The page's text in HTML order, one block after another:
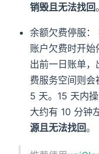
销毁且无法找回。
余额欠费停服：
账户欠费时开
出前一日账单
费服务空间则会
5 天。15 天内
大约有 10 分钟
源且无法找回。